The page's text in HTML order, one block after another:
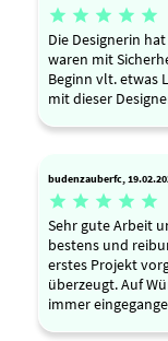
    
Die Designerin
waren mit
Beginn vlt. etwas
mit dieser
budenzauberfc,
    
Sehr gute Arbeit
bestens und
erstes Projekt
überzeugt. Auf
immer